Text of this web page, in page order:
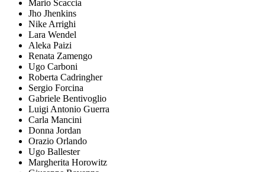
Mario Scaccia
Jho Jhenkins
Nike Arrighi
Lara Wendel
Aleka Paizi
Renata Zamengo
Ugo Carboni
Roberta Cadringher
Sergio Forcina
Gabriele Bentivoglio
Luigi Antonio Guerra
Carla Mancini
Donna Jordan
Orazio Orlando
Ugo Ballester
Margherita Horowitz